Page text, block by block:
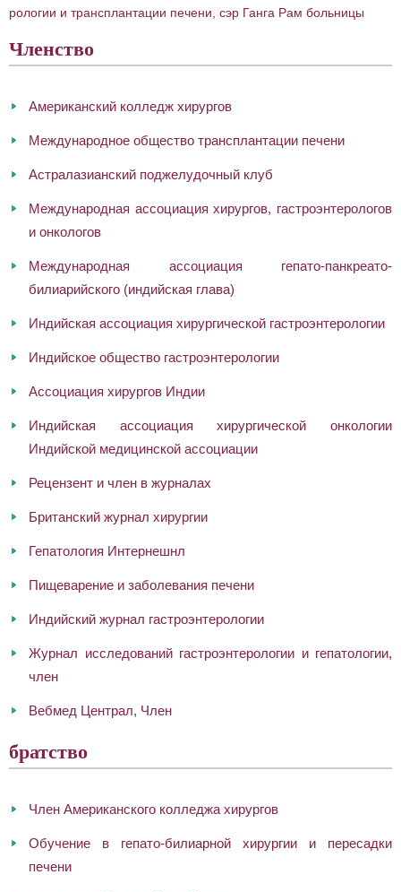
рологии и трансплантации печени, сэр Ганга Рам больницы
Членство
Американский колледж хирургов
Международное общество трансплантации печени
Астралазианский поджелудочный клуб
Международная ассоциация хирургов, гастроэнтерологов
и онкологов
Международная ассоциация гепато-панкреато-
билиарийского (индийская глава)
Индийская ассоциация хирургической гастроэнтерологии
Индийское общество гастроэнтерологии
Ассоциация хирургов Индии
Индийская ассоциация хирургической онкологии
Индийской медицинской ассоциации
Рецензент и член в журналах
Британский журнал хирургии
Гепатология Интернешнл
Пищеварение и заболевания печени
Индийский журнал гастроэнтерологии
Журнал исследований гастроэнтерологии и гепатологии,
член
Вебмед Централ, Член
братство
Член Американского колледжа хирургов
Обучение в гепато-билиарной хирургии и пересадки
печени